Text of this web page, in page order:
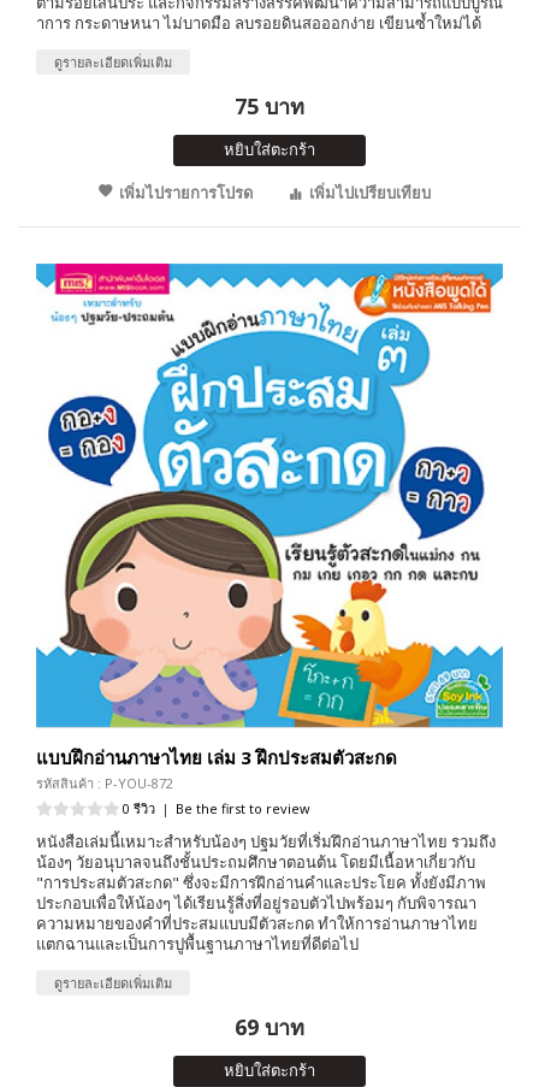
าการ กระดาษหนา ไม่บาดมือ ลบรอยดินสอออกง่าย เขียนซ้ำใหม่ได้
ดูรายละเอียดเพิ่มเติม
75 บาท
หยิบใส่ตะกร้า
เพิ่มไปรายการโปรด
เพิ่มไปเปรียบเทียบ
แบบฝึกอ่านภาษาไทย เล่ม 3 ฝึกประสมตัวสะกด
รหัสสินค้า : P-YOU-872
0 รีวิว | Be the first to review
หนังสือเล่มนี้เหมาะสำหรับน้องๆ ปฐมวัยที่เริ่มฝึกอ่านภาษาไทย รวมถึง
น้องๆ วัยอนุบาลจนถึงชั้นประถมศึกษาตอนต้น โดยมีเนื้อหาเกี่ยวกับ
"การประสมตัวสะกด" ซึ่งจะมีการฝึกอ่านคำและประโยค ทั้งยังมีภาพ
ประกอบเพื่อให้น้องๆ ได้เรียนรู้สิ่งที่อยู่รอบตัวไปพร้อมๆ กับพิจารณา
ความหมายของคำที่ประสมแบบมีตัวสะกด ทำให้การอ่านภาษาไทย
แตกฉานและเป็นการปูพื้นฐานภาษาไทยที่ดีต่อไป
ดูรายละเอียดเพิ่มเติม
69 บาท
หยิบใส่ตะกร้า